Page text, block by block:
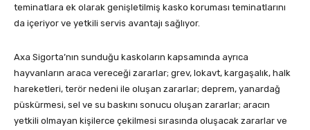
teminatlara ek olarak genişletilmiş kasko koruması teminatlarını
da içeriyor ve yetkili servis avantajı sağlıyor.
Axa Sigorta’nın sunduğu kaskoların kapsamında ayrıca
hayvanların araca vereceği zararlar; grev, lokavt, kargaşalık, halk
hareketleri, terör nedeni ile oluşan zararlar; deprem, yanardağ
püskürmesi, sel ve su baskını sonucu oluşan zararlar; aracın
yetkili olmayan kişilerce çekilmesi sırasında oluşacak zararlar ve